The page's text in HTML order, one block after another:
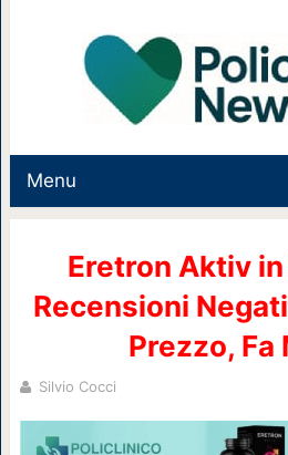
Menu
Eretron Aktiv
Recensioni
Prezzo, Fa
Silvio Cocci